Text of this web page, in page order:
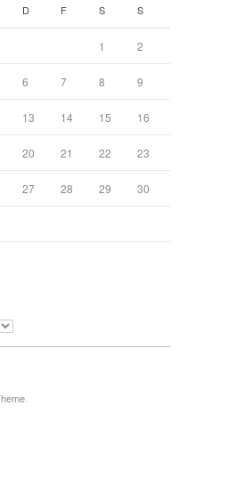
D F S S
1 2
6 7 8 9
13 14 15 16
20 21 22 23
27 28 29 30